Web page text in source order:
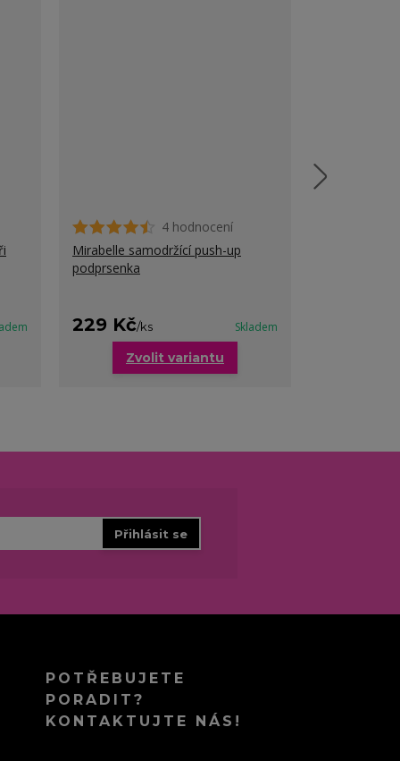
4 hodnocení
Mirabelle samodržící push-up
podprsenka
229 Kč/ks Skladem
Zvolit variantu
Přihlásit se
POTŘEBUJETE
PORADIT?
KONTAKTUJTE NÁS!